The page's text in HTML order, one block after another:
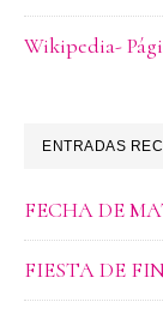
Wikipedia-
ENTRADAS
FECHA DE
FIESTA DE